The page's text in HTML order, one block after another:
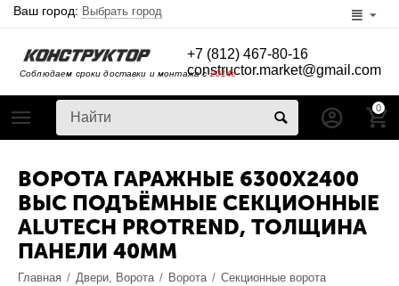
Ваш город: Выбрать город
Соблюдаем сроки доставки и монтажа с2014г
+7 (812) 467-80-16
constructor.market@gmail.com
0
ВОРОТА ГАРАЖНЫЕ 6300Х2400
ВЫС ПОДЪЁМНЫЕ СЕКЦИОННЫЕ
ALUTECH PROTREND, ТОЛЩИНА
ПАНЕЛИ 40ММ
Главная / Двери, Ворота / Ворота / Секционные ворота